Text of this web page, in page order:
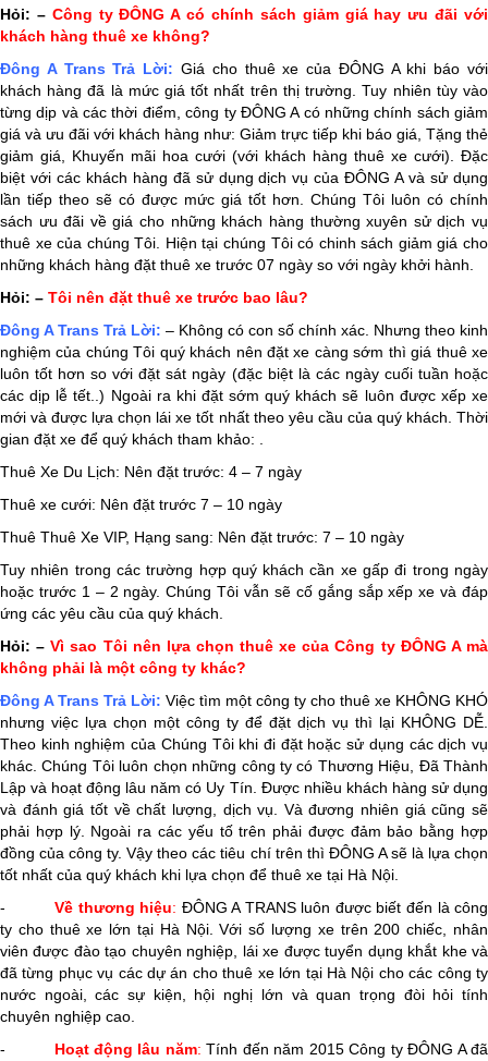
Hỏi: – Công ty ĐÔNG A có chính sách giảm giá hay ưu đãi với
khách hàng thuê xe không?
Đông A Trans Trả Lời: Giá cho thuê xe của ĐÔNG A khi báo với
khách hàng đã là mức giá tốt nhất trên thị trường. Tuy nhiên tùy vào
từng dịp và các thời điểm, công ty ĐÔNG A có những chính sách giảm
giá và ưu đãi với khách hàng như: Giảm trực tiếp khi báo giá, Tặng thẻ
giảm giá, Khuyến mãi hoa cưới (với khách hàng thuê xe cưới). Đặc
biệt với các khách hàng đã sử dụng dịch vụ của ĐÔNG A và sử dụng
lần tiếp theo sẽ có được mức giá tốt hơn. Chúng Tôi luôn có chính
sách ưu đãi về giá cho những khách hàng thường xuyên sử dịch vụ
thuê xe của chúng Tôi. Hiện tại chúng Tôi có chinh sách giảm giá cho
những khách hàng đặt thuê xe trước 07 ngày so với ngày khởi hành.
Hỏi: – Tôi nên đặt thuê xe trước bao lâu?
Đông A Trans Trả Lời: – Không có con số chính xác. Nhưng theo kinh
nghiệm của chúng Tôi quý khách nên đặt xe càng sớm thì giá thuê xe
luôn tốt hơn so với đặt sát ngày (đặc biệt là các ngày cuối tuần hoặc
các dịp lễ tết..) Ngoài ra khi đặt sớm quý khách sẽ luôn được xếp xe
mới và được lựa chọn lái xe tốt nhất theo yêu cầu của quý khách. Thời
gian đặt xe để quý khách tham khảo: .
Thuê Xe Du Lịch: Nên đặt trước: 4 – 7 ngày
Thuê xe cưới: Nên đặt trước 7 – 10 ngày
Thuê Thuê Xe VIP, Hạng sang: Nên đặt trước: 7 – 10 ngày
Tuy nhiên trong các trường hợp quý khách cần xe gấp đi trong ngày
hoặc trước 1 – 2 ngày. Chúng Tôi vẫn sẽ cố gắng sắp xếp xe và đáp
ứng các yêu cầu của quý khách.
Hỏi: –Vì sao Tôi nên lựa chọn thuê xe của Công ty ĐÔNG A mà
không phải là một công ty khác?
Đông A Trans Trả Lời: Việc tìm một công ty cho thuê xe KHÔNG KHÓ
nhưng việc lựa chọn một công ty để đặt dịch vụ thì lại KHÔNG DỄ.
Theo kinh nghiệm của Chúng Tôi khi đi đặt hoặc sử dụng các dịch vụ
khác. Chúng Tôi luôn chọn những công ty có Thương Hiệu, Đã Thành
Lập và hoạt động lâu năm có Uy Tín. Được nhiều khách hàng sử dụng
và đánh giá tốt về chất lượng, dịch vụ. Và đương nhiên giá cũng sẽ
phải hợp lý. Ngoài ra các yếu tố trên phải được đảm bảo bằng hợp
đồng của công ty. Vậy theo các tiêu chí trên thì ĐÔNG A sẽ là lựa chọn
tốt nhất của quý khách khi lựa chọn để thuê xe tại Hà Nội.
-
Về thương hiệu: ĐÔNG A TRANS luôn được biết đến là công
ty cho thuê xe lớn tại Hà Nội. Với số lượng xe trên 200 chiếc, nhân
viên được đào tạo chuyên nghiệp, lái xe được tuyển dụng khắt khe và
đã từng phục vụ các dự án cho thuê xe lớn tại Hà Nội cho các công ty
nước ngoài, các sự kiện, hội nghị lớn và quan trọng đòi hỏi tính
chuyên nghiệp cao.
-
Hoạt động lâu năm: Tính đến năm 2015 Công ty ĐÔNG A đã